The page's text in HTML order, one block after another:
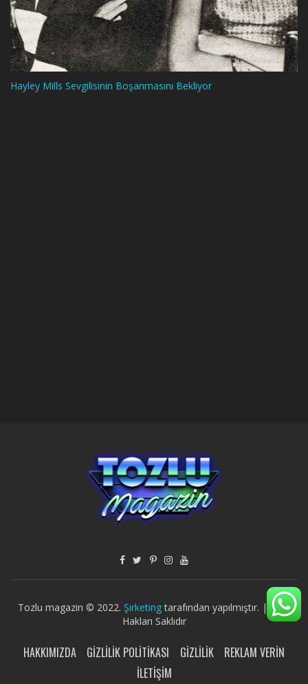
Hayley Mills Sevgilisinin Boşanmasını Bekliyor
Tozlu magazin © 2022. Şirketingtarafından yapılmıştır. | Tüm
Hakları Saklıdır
HAKKIMIZDA GIZLILIK POLITIKASI GIZLILIK
REKLAM VERIN
İLETIŞIM